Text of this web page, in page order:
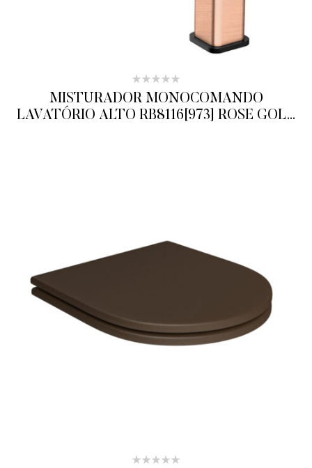
MISTURADOR MONOCOMANDO
LAVATÓRIO ALTO RB8116[973] ROSE GOLD